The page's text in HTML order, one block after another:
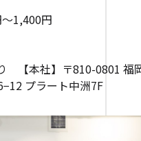
1,400円
【本社】〒810-0801 福
プラート中洲7F